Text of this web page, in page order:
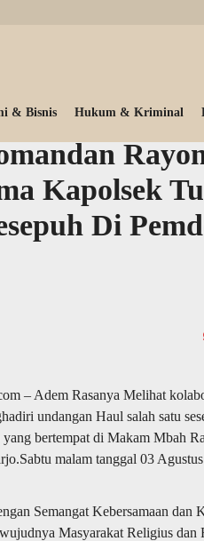
& Bisnis Hukum & Kriminal
Kapolsek
Di
– Adem Rasanya Melihat
undangan Haul salah satu
bertempat di Makam Mbah
malam tanggal 03
Semangat Kebersamaan dan
Masyarakat Religius dan